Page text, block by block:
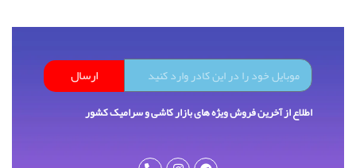
ارسال
اطلاع از آخرین فروش ویژه های بازار کاشی و سرامیک کشور